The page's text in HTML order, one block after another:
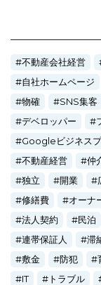
不動産会社経営
自社ホームページ
物確
SNS集客
デベロッパー
Googleビジネス
不動産経営
仲
独立
開業
修繕費
オーナ
法人契約
民泊
連帯保証人
滞
敷金
防犯
IT
トラブル